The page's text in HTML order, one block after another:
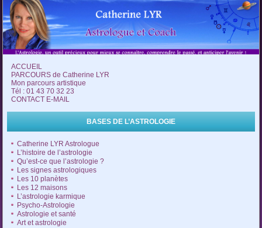
ACCUEIL
PARCOURS de Catherine LYR
Mon parcours artistique
Tél : 01 43 70 32 23
CONTACT E-MAIL
BASES DE L’ASTROLOGIE
Catherine LYR Astrologue
L’histoire de l’astrologie
Qu’est-ce que l’astrologie ?
Les signes astrologiques
Les 10 planètes
Les 12 maisons
L’astrologie karmique
Psycho-Astrologie
Astrologie et santé
Art et astrologie